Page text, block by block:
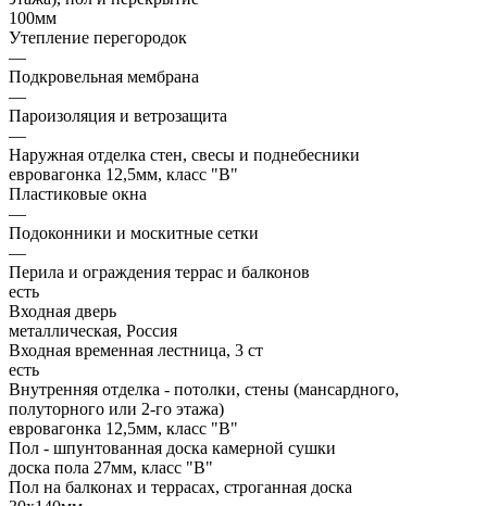
100мм
Утепление перегородок
—
Подкровельная мембрана
—
Пароизоляция и ветрозащита
—
Наружная отделка стен, свесы и поднебесники
евровагонка 12,5мм, класс "В"
Пластиковые окна
—
Подоконники и москитные сетки
—
Перила и ограждения террас и балконов
есть
Входная дверь
металлическая, Россия
Входная временная лестница, 3 ст
есть
Внутренняя отделка - потолки, стены (мансардного,
полуторного или 2-го этажа)
евровагонка 12,5мм, класс "В"
Пол - шпунтованная доска камерной сушки
доска пола 27мм, класс "B"
Пол на балконах и террасах, строганная доска